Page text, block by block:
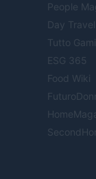
People
Day Travel
Tutto
ESG 365
Food Wiki